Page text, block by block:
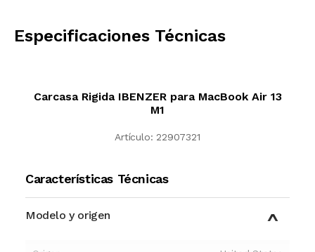
Especificaciones Técnicas
Carcasa Rigida IBENZER para MacBook Air 13
M1
Artículo: 22907321
Características Técnicas
Modelo y origen